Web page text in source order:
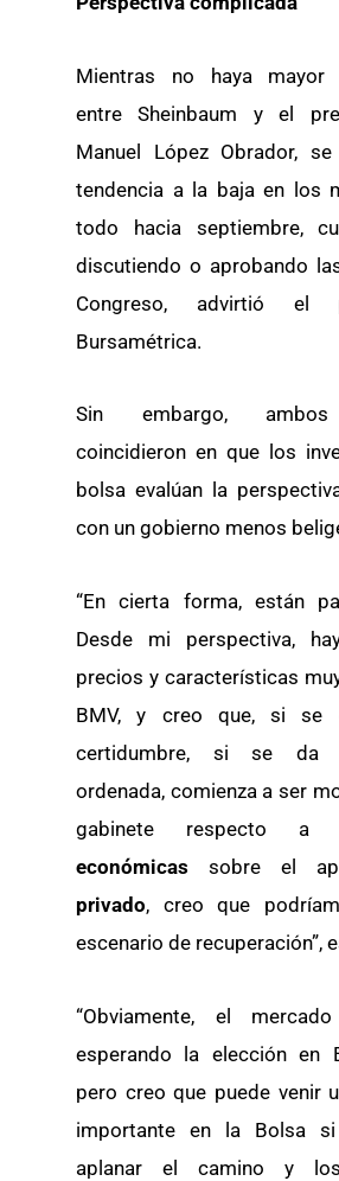
Mientras no haya mayor
entre Sheinbaum y el
Manuel López Obrador,
tendencia a la baja en los
todo hacia septiembre,
discutiendo o aprobando
Congreso, advirtió el
Bursamétrica.
Sin embargo, ambos
coincidieron en que los
bolsa evalúan la
con un gobierno menos
“En cierta forma, están
Desde mi perspectiva,
precios y características
BMV, y creo que, si se
certidumbre, si se da
ordenada, comienza a ser
gabinete respecto
económicas sobre el
privado, creo que
escenario de recuperación”,
“Obviamente, el
esperando la elección en
pero creo que puede venir
importante en la Bolsa
aplanar el camino y los